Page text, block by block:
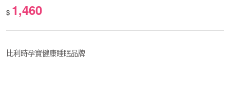
$ 1,460
比利時孕寶健康睡眠品牌